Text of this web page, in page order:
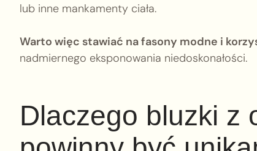
lub inne mankamenty ciała.
Warto więc stawiać na fasony modne i
nadmiernego eksponowania niedoskonałości.
Dlaczego bluzki z